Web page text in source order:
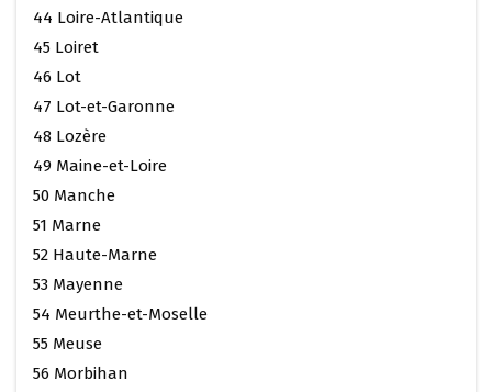
44 Loire-Atlantique
45 Loiret
46 Lot
47 Lot-et-Garonne
48 Lozère
49 Maine-et-Loire
50 Manche
51 Marne
52 Haute-Marne
53 Mayenne
54 Meurthe-et-Moselle
55 Meuse
56 Morbihan